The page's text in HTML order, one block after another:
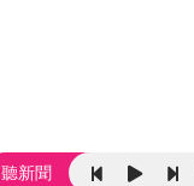
聽新聞